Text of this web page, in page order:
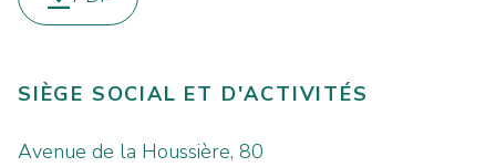
Télécharger le
SIÈGE SOCIAL ET D'ACTIVITÉS
Avenue de la Houssière, 80